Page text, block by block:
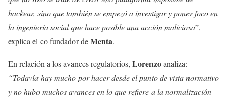
hackear, sino que también se empezó a investigar y poner foco en
la ingeniería social que hace posible una acción maliciosa”,
explica el co fundador deMenta.
En relación a los avances regulatorios, Lorenzoanaliza:
“Todavía hay mucho por hacer desde el punto de vista normativo
y no hubo muchos avances en lo que refiere a la normalización